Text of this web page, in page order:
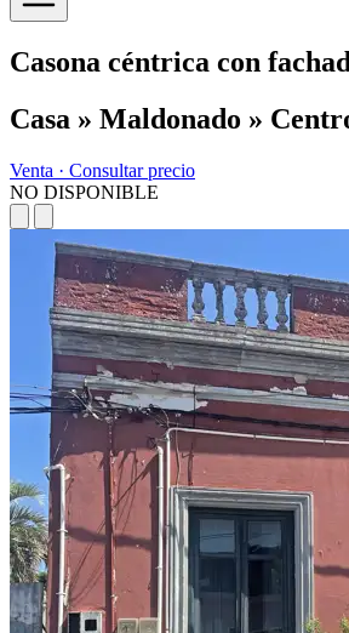
Casona céntrica con
Casa » Maldonado »
Venta · Consultar precio
NO DISPONIBLE